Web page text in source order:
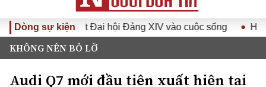
Dòng sự kiện
Đưa Nghị quyết Đại hội Đảng XIV vào cuộc sống
KHÔNG NÊN BỎ LỠ
Audi Q7 mới đầu tiên xuất hiện tại